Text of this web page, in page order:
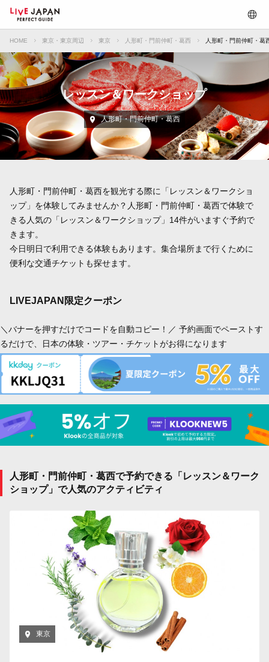
HOME 東京・東京周辺 東京 人形町・門前仲町・葛西 人形町・門前仲町・葛
レッスン＆ワークショップ
人形町・門前仲町・葛西
人形町・門前仲町・葛西を観光する際に「レッスン＆ワークショ
ップ」を体験してみませんか？人形町・門前仲町・葛西で体験で
きる人気の「レッスン＆ワークショップ」14件がいますぐ予約で
きます。
今日明日で利用できる体験もあります。集合場所まで行くために
便利な交通チケットも探せます。
LIVEJAPAN限定クーポン
＼バナーを押すだけでコードを自動コピー！／ 予約画面でペーストす
るだけで、日本の体験・ツアー・チケットがお得になります
人形町・門前仲町・葛西で予約できる「レッスン＆ワーク
ショップ」で人気のアクティビティ
東京